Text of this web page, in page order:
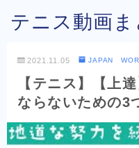
テニス動画ま
2021.11.05 JAPAN
【テニス】【上
ならないための3